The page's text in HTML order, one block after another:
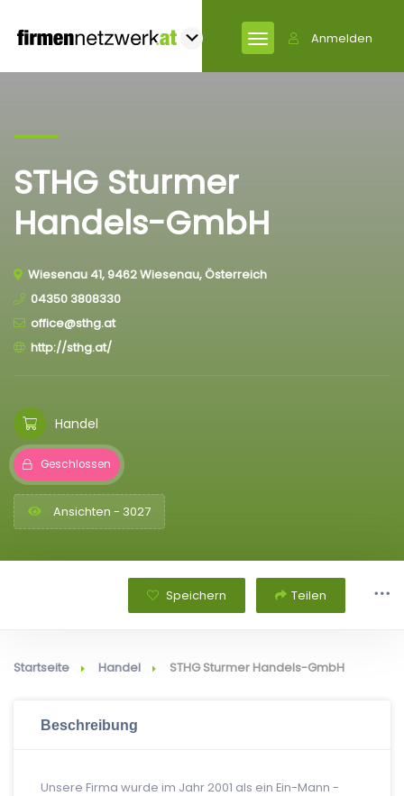
Anmelden
STHG Sturmer
Handels-GmbH
Wiesenau 41, 9462 Wiesenau, Österreich
04350 3808330
office@sthg.at
http://sthg.at/
Handel
Geschlossen
Ansichten - 3027
Speichern Teilen
Startseite Handel STHG Sturmer Handels-GmbH
Beschreibung
Unsere Firma wurde im Jahr 2001 als ein Ein-Mann -